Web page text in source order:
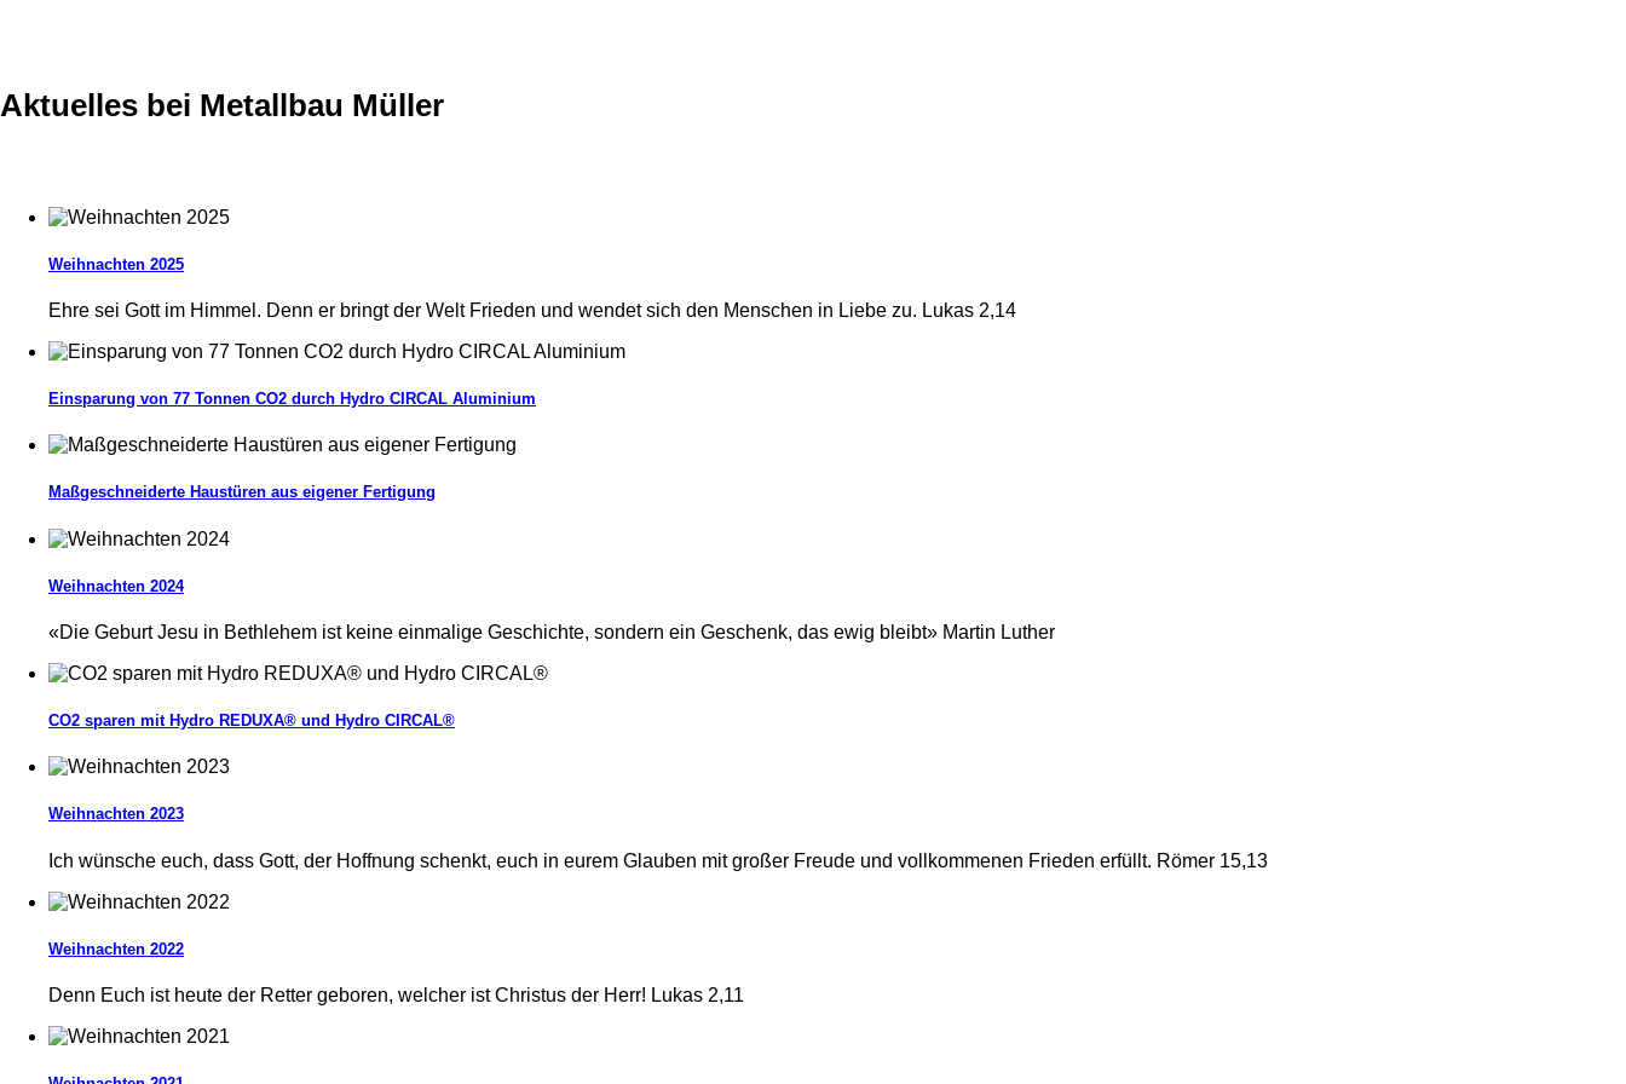
Aktuelles bei Metallbau Müller
Weihnachten 2025
Ehre sei Gott im Himmel. Denn er bringt der Welt Frieden und wendet sich den Menschen in Liebe zu. Lukas 2,14
Einsparung von 77 Tonnen CO2 durch Hydro CIRCAL Aluminium
Maßgeschneiderte Haustüren aus eigener Fertigung
Weihnachten 2024
«Die Geburt Jesu in Bethlehem ist keine einmalige Geschichte, sondern ein Geschenk, das ewig bleibt» Martin Luther
CO2 sparen mit Hydro REDUXA® und Hydro CIRCAL®
Weihnachten 2023
Ich wünsche euch, dass Gott, der Hoffnung schenkt, euch in eurem Glauben mit großer Freude und vollkommenen Frieden erfüllt. Römer 15,13
Weihnachten 2022
Denn Euch ist heute der Retter geboren, welcher ist Christus der Herr! Lukas 2,11